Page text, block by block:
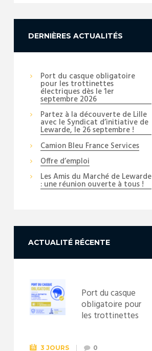
DERNIÈRES ACTUALITÉS
Port du casque obligatoire
pour les trottinettes
électriques dès le 1er
septembre 2026
Partez à la découverte de Lille
avec le Syndicat d’initiative de
Lewarde, le 26 septembre !
Camion Bleu France Services
Offre d’emploi
Les Amis du Marché de Lewarde
: une réunion ouverte à tous !
ACTUALITÉ RÉCENTE
Port du casque
obligatoire pour
les trottinettes
3 JOURS 0